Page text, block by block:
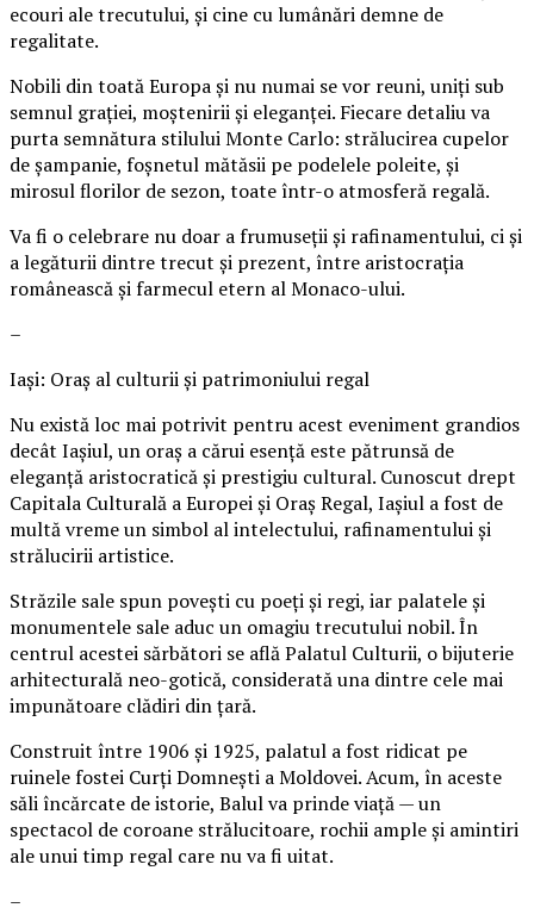
ecouri ale trecutului, și cine cu lumânări demne de
regalitate.
Nobili din toată Europa și nu numai se vor reuni, uniți sub
semnul grației, moștenirii și eleganței. Fiecare detaliu va
purta semnătura stilului Monte Carlo: strălucirea cupelor
de șampanie, foșnetul mătăsii pe podelele poleite, și
mirosul florilor de sezon, toate într-o atmosferă regală.
Va fi o celebrare nu doar a frumuseții și rafinamentului, ci și
a legăturii dintre trecut și prezent, între aristocrația
românească și farmecul etern al Monaco-ului.
–
Iași: Oraș al culturii și patrimoniului regal
Nu există loc mai potrivit pentru acest eveniment grandios
decât Iașiul, un oraș a cărui esență este pătrunsă de
eleganță aristocratică și prestigiu cultural. Cunoscut drept
Capitala Culturală a Europei și Oraș Regal, Iașiul a fost de
multă vreme un simbol al intelectului, rafinamentului și
strălucirii artistice.
Străzile sale spun povești cu poeți și regi, iar palatele și
monumentele sale aduc un omagiu trecutului nobil. În
centrul acestei sărbători se află Palatul Culturii, o bijuterie
arhitecturală neo-gotică, considerată una dintre cele mai
impunătoare clădiri din țară.
Construit între 1906 și 1925, palatul a fost ridicat pe
ruinele fostei Curți Domnești a Moldovei. Acum, în aceste
săli încărcate de istorie, Balul va prinde viață — un
spectacol de coroane strălucitoare, rochii ample și amintiri
ale unui timp regal care nu va fi uitat.
–